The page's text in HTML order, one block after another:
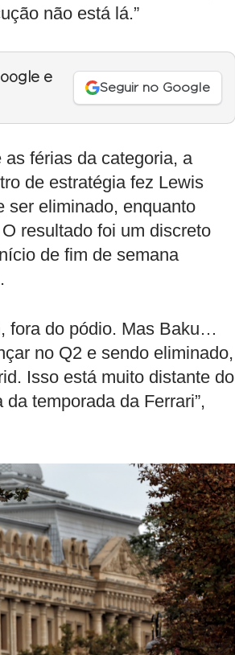
não está lá.”
e
Seguir no Google
férias da categoria, a
de estratégia fez Lewis
ser eliminado, enquanto
resultado foi um discreto
de fim de semana
fora do pódio. Mas Baku…
no Q2 e sendo eliminado,
Isso está muito distante do
temporada da Ferrari”,